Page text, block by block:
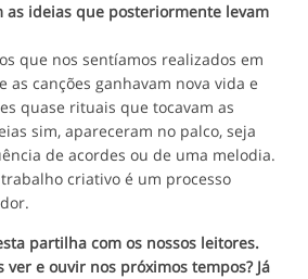
as ideias que posteriormente levam
que nos sentíamos realizados em
as canções ganhavam nova vida e
quase rituais que tocavam as
sim, apareceram no palco, seja
de acordes ou de uma melodia.
criativo é um processo
partilha com os nossos leitores.
ver e ouvir nos próximos tempos? Já